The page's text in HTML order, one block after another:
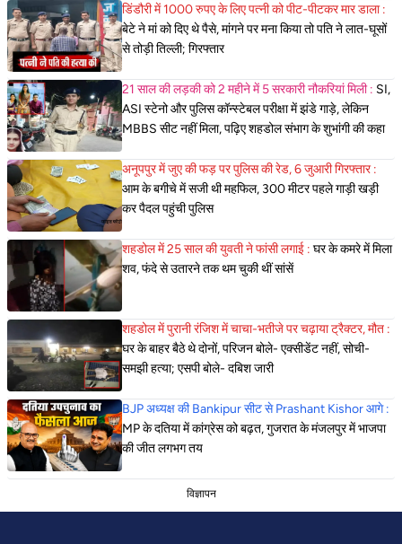
डिंडौरी में 1000 रुपए के लिए पत्नी को पीट-पीटकर मार डाला :
बेटे ने मां को दिए थे पैसे, मांगने पर मना किया तो पति ने लात-घूसों
से तोड़ी तिल्ली; गिरफ्तार
21 साल की लड़की को 2 महीने में 5 सरकारी नौकरियां मिली : SI,
ASI स्टेनो और पुलिस कॉन्स्टेबल परीक्षा में झंडे गाड़े, लेकिन
MBBS सीट नहीं मिला, पढ़िए शहडोल संभाग के शुभांगी की कहा
अनूपपुर में जुए की फड़ पर पुलिस की रेड, 6 जुआरी गिरफ्तार :
आम के बगीचे में सजी थी महफिल, 300 मीटर पहले गाड़ी खड़ी
कर पैदल पहुंची पुलिस
शहडोल में 25 साल की युवती ने फांसी लगाई : घर के कमरे में मिला
शव, फंदे से उतारने तक थम चुकी थीं सांसें
शहडोल में पुरानी रंजिश में चाचा-भतीजे पर चढ़ाया ट्रैक्टर, मौत :
घर के बाहर बैठे थे दोनों, परिजन बोले- एक्सीडेंट नहीं, सोची-
समझी हत्या; एसपी बोले- दबिश जारी
BJP अध्यक्ष की Bankipur सीट से Prashant Kishor आगे :
MP के दतिया में कांग्रेस को बढ़त, गुजरात के मंजलपुर में भाजपा
की जीत लगभग तय
विज्ञापन